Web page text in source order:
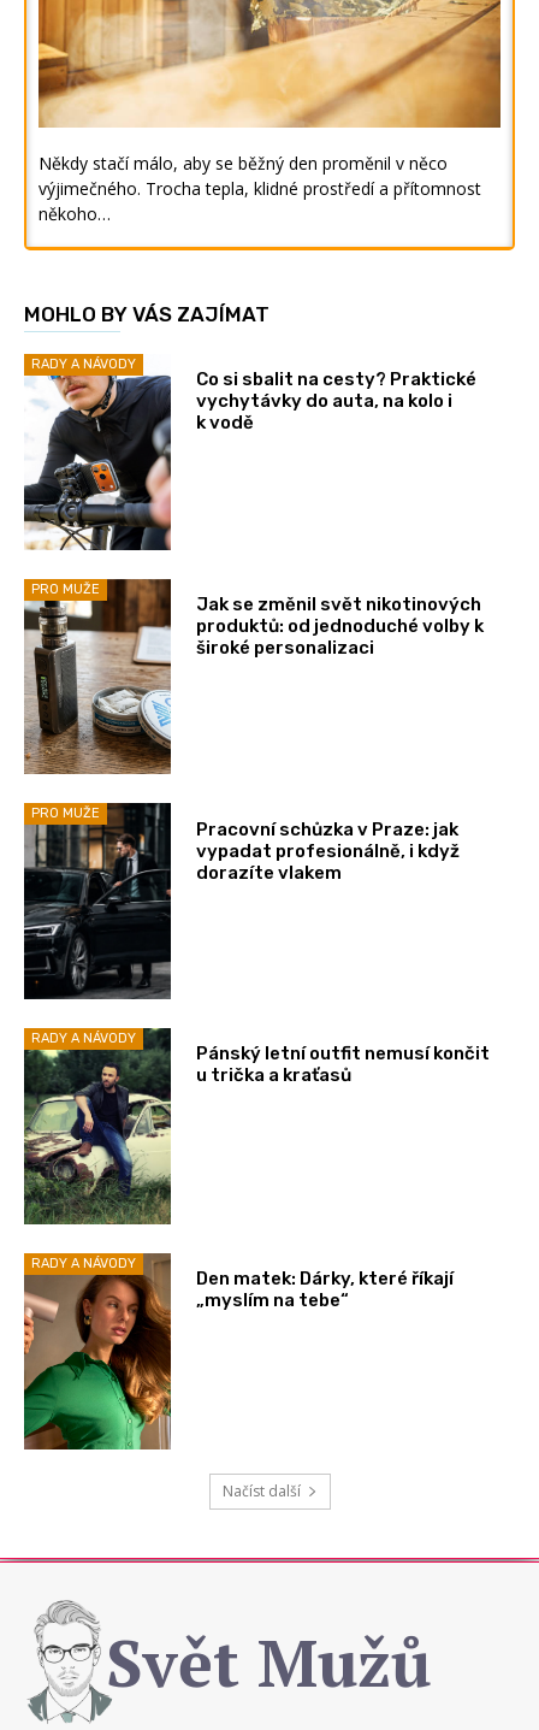
Někdy stačí málo, aby se běžný den proměnil v něco
výjimečného. Trocha tepla, klidné prostředí a přítomnost
někoho…
MOHLO BY VÁS ZAJÍMAT
RADY A NÁVODY
Co si sbalit na cesty? Praktické
vychytávky do auta, na kolo i
k vodě
PRO MUŽE
Jak se změnil svět nikotinových
produktů: od jednoduché volby k
široké personalizaci
PRO MUŽE
Pracovní schůzka v Praze: jak
vypadat profesionálně, i když
dorazíte vlakem
RADY A NÁVODY
Pánský letní outfit nemusí končit
u trička a kraťasů
RADY A NÁVODY
Den matek: Dárky, které říkají
„myslím na tebe“
Načíst další
Svět Mužů